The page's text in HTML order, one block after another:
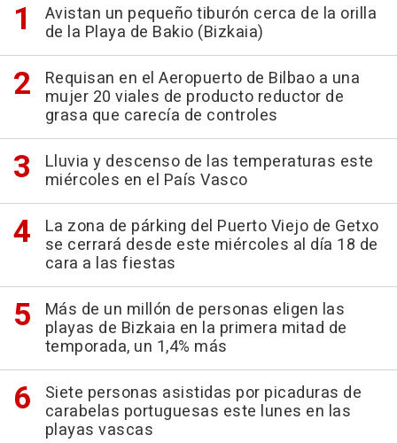
Avistan un pequeño tiburón cerca de la orilla
de la Playa de Bakio (Bizkaia)
Requisan en el Aeropuerto de Bilbao a una
mujer 20 viales de producto reductor de
grasa que carecía de controles
Lluvia y descenso de las temperaturas este
miércoles en el País Vasco
La zona de párking del Puerto Viejo de Getxo
se cerrará desde este miércoles al día 18 de
cara a las fiestas
Más de un millón de personas eligen las
playas de Bizkaia en la primera mitad de
temporada, un 1,4% más
Siete personas asistidas por picaduras de
carabelas portuguesas este lunes en las
playas vascas